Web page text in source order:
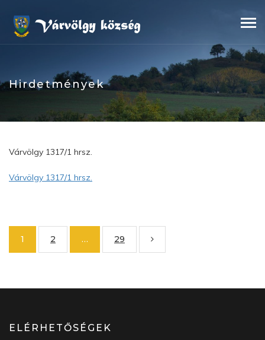
content
Hirdetmények
Várvölgy 1317/1 hrsz.
Várvölgy 1317/1 hrsz.
1 2 … 29
ELÉRHETŐSÉGEK